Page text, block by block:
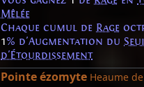
Mêlée
Chaque cumul de Rage
1% d'Augmentation du
d'Étourdissement
Pointe ézomyte Heaume